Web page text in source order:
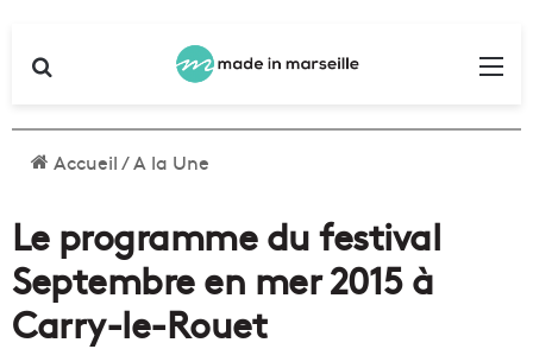
Accueil/A la Une
Le programme du festival
Septembre en mer 2015 à
Carry-le-Rouet